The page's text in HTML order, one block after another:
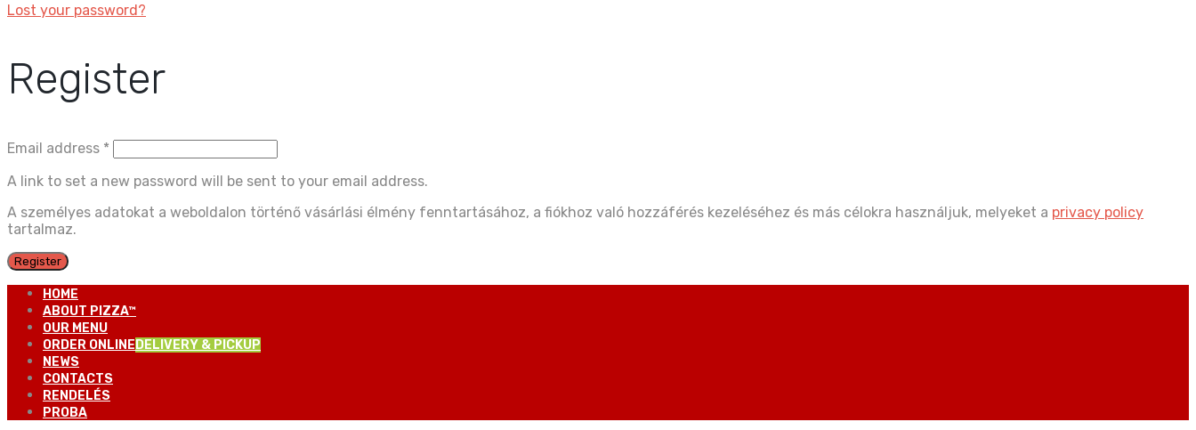
Lost your password?
Register
Email address *
A link to set a new password will be sent to your email address.
A személyes adatokat a weboldalon történő vásárlási élmény fenntartásához, a fiókhoz való hozzáférés kezeléséhez és más célokra használjuk, melyeket a privacy policy
tartalmaz.
Register
HOME
ABOUT PIZZA™
OUR MENU
ORDER ONLINE DELIVERY & PICKUP
NEWS
CONTACTS
RENDELÉS
PROBA